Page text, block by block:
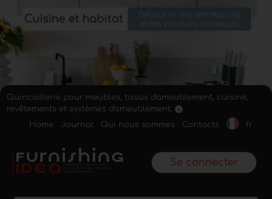
Quincaillerie pour meubles, tissus d'ameublement, cuisine,
revêtements et systèmes d'ameublement.
Home
Journal Qui nous sommes Contacts fr
Se connecter